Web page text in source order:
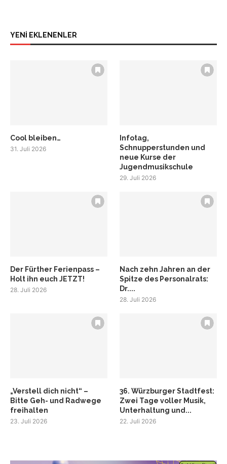
YENİ EKLENENLER
Cool bleiben…
31. Juli 2026
Infotag,
Schnupperstunden und
neue Kurse der
Jugendmusikschule
29. Juli 2026
Der Fürther Ferienpass –
Holt ihn euch JETZT!
28. Juli 2026
Nach zehn Jahren an der
Spitze des Personalrats:
Dr....
28. Juli 2026
„Verstell dich nicht“ –
Bitte Geh- und Radwege
freihalten
23. Juli 2026
36. Würzburger Stadtfest:
Zwei Tage voller Musik,
Unterhaltung und...
22. Juli 2026